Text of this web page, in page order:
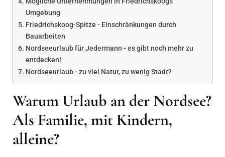
Umgebung
Friedrichskoog-Spitze - Einschränkungen durch
Bauarbeiten
Nordseeurlaub für Jedermann - es gibt noch mehr zu
entdecken!
Nordseeurlaub - zu viel Natur, zu wenig Stadt?
Warum Urlaub an der Nordsee?
Als Familie, mit Kindern,
alleine?